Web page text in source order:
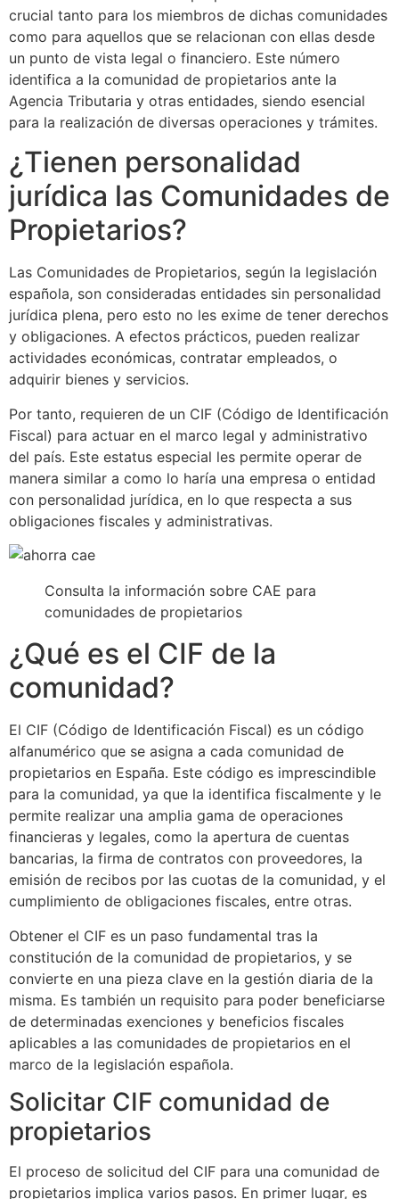
crucial tanto para los miembros de dichas comunidades
como para aquellos que se relacionan con ellas desde
un punto de vista legal o financiero. Este número
identifica a la comunidad de propietarios ante la
Agencia Tributaria y otras entidades, siendo esencial
para la realización de diversas operaciones y trámites.
¿Tienen personalidad
jurídica las Comunidades de
Propietarios?
Las Comunidades de Propietarios, según la legislación
española, son consideradas entidades sin personalidad
jurídica plena, pero esto no les exime de tener derechos
y obligaciones. A efectos prácticos, pueden realizar
actividades económicas, contratar empleados, o
adquirir bienes y servicios.
Por tanto, requieren de un CIF (Código de Identificación
Fiscal) para actuar en el marco legal y administrativo
del país. Este estatus especial les permite operar de
manera similar a como lo haría una empresa o entidad
con personalidad jurídica, en lo que respecta a sus
obligaciones fiscales y administrativas.
Consulta la información sobre CAE para
comunidades de propietarios
¿Qué es el CIF de la
comunidad?
El CIF (Código de Identificación Fiscal) es un código
alfanumérico que se asigna a cada comunidad de
propietarios en España. Este código es imprescindible
para la comunidad, ya que la identifica fiscalmente y le
permite realizar una amplia gama de operaciones
financieras y legales, como la apertura de cuentas
bancarias, la firma de contratos con proveedores, la
emisión de recibos por las cuotas de la comunidad, y el
cumplimiento de obligaciones fiscales, entre otras.
Obtener el CIF es un paso fundamental tras la
constitución de la comunidad de propietarios, y se
convierte en una pieza clave en la gestión diaria de la
misma. Es también un requisito para poder beneficiarse
de determinadas exenciones y beneficios fiscales
aplicables a las comunidades de propietarios en el
marco de la legislación española.
Solicitar CIF comunidad de
propietarios
El proceso de solicitud del CIF para una comunidad de
propietarios implica varios pasos. En primer lugar, es